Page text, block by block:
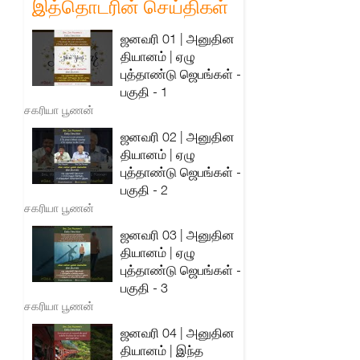
இத்தொடரின் செய்திகள்
ஜனவரி 01 | அனுதின
தியானம் | ஏழு
புத்தாண்டு ஜெபங்கள் -
பகுதி - 1
சகரியா பூணன்
ஜனவரி 02 | அனுதின
தியானம் | ஏழு
புத்தாண்டு ஜெபங்கள் -
பகுதி - 2
சகரியா பூணன்
ஜனவரி 03 | அனுதின
தியானம் | ஏழு
புத்தாண்டு ஜெபங்கள் -
பகுதி - 3
சகரியா பூணன்
ஜனவரி 04 | அனுதின
தியானம் | இந்த